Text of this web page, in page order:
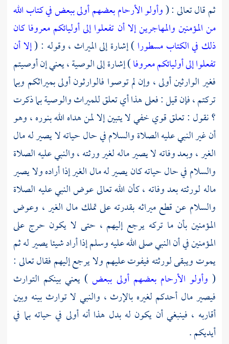
ثم قال تعالى : (وأولو الأرحام بعضهم أولى ببعض في كتاب الله
من المؤمنين والمهاجرين إلا أن تفعلوا إلى أوليائكم معروفا كان
ذلك في الكتاب مسطورا) إشارة إلى الميراث ، وقوله : (إلا أن
تفعلوا إلى أوليائكم معروفا) إشارة إلى الوصية ، يعني إن أوصيتم
فغير الوارثين أولى ، وإن لم توصوا فالوارثون أولى بميراثكم وبما
تركتم ، فإن قيل : فعلى هذا أي تعلق للميراث والوصية بما ذكرت
؟ نقول : تعلق قوي خفي لا يتبين إلا لمن هداه الله بنوره ، وهو
أن غير النبي عليه الصلاة والسلام في حال حياته لا يصير له مال
الغير ، وبعد وفاته لا يصير ماله لغير ورثته ، والنبي عليه الصلاة
والسلام في حال حياته كان يصير له مال الغير إذا أراده ولا يصير
ماله لورثته بعد وفاته ، كأن الله تعالى عوض النبي عليه الصلاة
والسلام عن قطع ميراثه بقدرته على تملك مال الغير ، وعوض
المؤمنين بأن ما تركه يرجع إليهم ، حتى لا يكون حرج على
المؤمنين في أن النبي صلى الله عليه وسلم إذا أراد شيئا يصير له ثم
يموت ويبقى لورثته فيفوت عليهم ولا يرجع إليهم فقال تعالى :
( وأولو الأرحام بعضهم أولى ببعض ) يعني بينكم التوارث
فيصير مال أحدكم لغيره بالإرث ، والنبي لا توارث بينه وبين
أقاربه ، فينبغي أن يكون له بدل هذا أنه أولى في حياته بما في
أيديكم .